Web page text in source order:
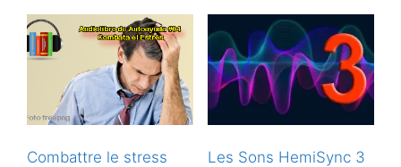
Combattre le stress Les Sons HemiSync 3